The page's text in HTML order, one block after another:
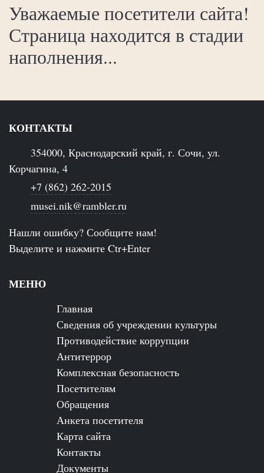
Уважаемые посетители сайта!
Страница находится в стадии
наполнения...
КОНТАКТЫ
354000, Краснодарский край, г. Сочи, ул.
Корчагина, 4
+7 (862) 262-2015
musei.nik@rambler.ru
Нашли ошибку? Сообщите нам!
Выделите и нажмите Ctr+Enter
МЕНЮ
Главная
Сведения об учреждении культуры
Противодействие коррупции
Антитеррор
Комплексная безопасность
Посетителям
Обращения
Анкета посетителя
Карта сайта
Контакты
Документы